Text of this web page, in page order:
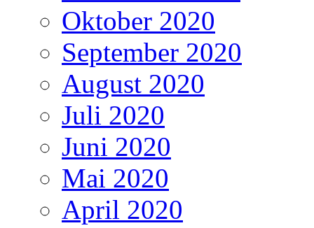
Oktober 2020
September 2020
August 2020
Juli 2020
Juni 2020
Mai 2020
April 2020